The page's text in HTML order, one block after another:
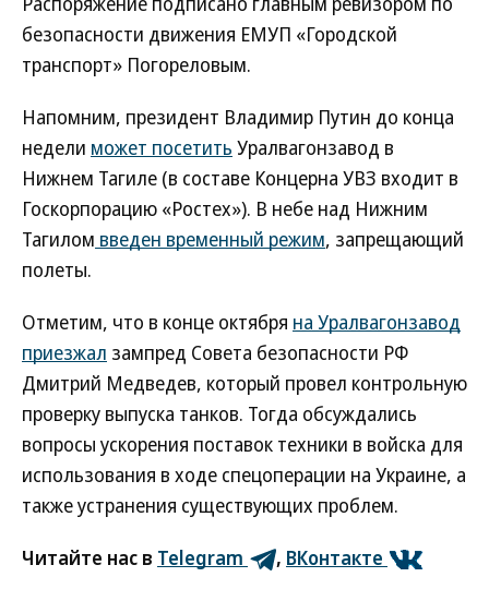
безопасности движения ЕМУП «Городской
транспорт» Погореловым.
Напомним, президент Владимир Путин до конца
недели может посетить Уралвагонзавод в
Нижнем Тагиле (в составе Концерна УВЗ входит в
Госкорпорацию «Ростех»). В небе над Нижним
Тагилом введен временный режим, запрещающий
полеты.
Отметим, что в конце октября на Уралвагонзавод
приезжал зампред Совета безопасности РФ
Дмитрий Медведев, который провел контрольную
проверку выпуска танков. Тогда обсуждались
вопросы ускорения поставок техники в войска для
использования в ходе спецоперации на Украине, а
также устранения существующих проблем.
Читайте нас в Telegram , ВКонтакте